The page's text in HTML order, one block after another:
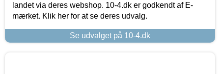
landet via deres webshop. 10-4.dk er godkendt af E-
mærket. Klik her for at se deres udvalg.
Se udvalget på 10-4.dk